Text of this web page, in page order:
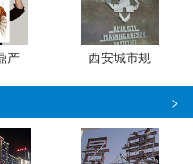
产 西安城市规
>